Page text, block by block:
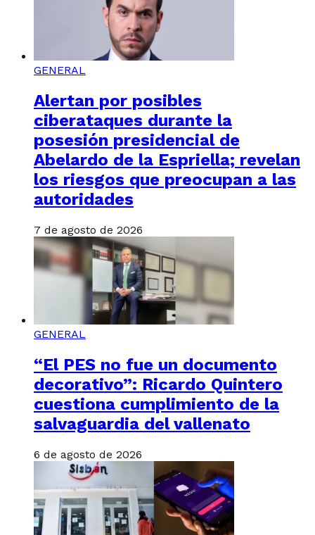
GENERAL
Alertan por posibles
ciberataques durante la
posesión presidencial de
Abelardo de la Espriella; revelan
los riesgos que preocupan a las
autoridades
7 de agosto de 2026
GENERAL
“El PES no fue un documento
decorativo”: Ricardo Quintero
cuestiona cumplimiento de la
salvaguardia del vallenato
6 de agosto de 2026